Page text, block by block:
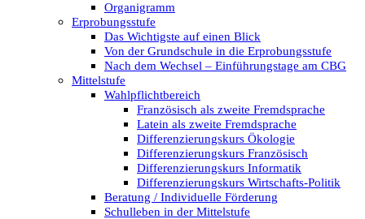
Organigramm
Erprobungsstufe
Das Wichtigste auf einen Blick
Von der Grundschule in die Erprobungsstufe
Nach dem Wechsel – Einführungstage am CBG
Mittelstufe
Wahlpflichtbereich
Französisch als zweite Fremdsprache
Latein als zweite Fremdsprache
Differenzierungskurs Ökologie
Differenzierungskurs Französisch
Differenzierungskurs Informatik
Differenzierungskurs Wirtschafts-Politik
Beratung / Individuelle Förderung
Schulleben in der Mittelstufe